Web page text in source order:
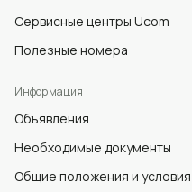
Сервисные центры Ucom
Полезные номера
Информация
Объявления
Необходимые документы
Общие положения и условия